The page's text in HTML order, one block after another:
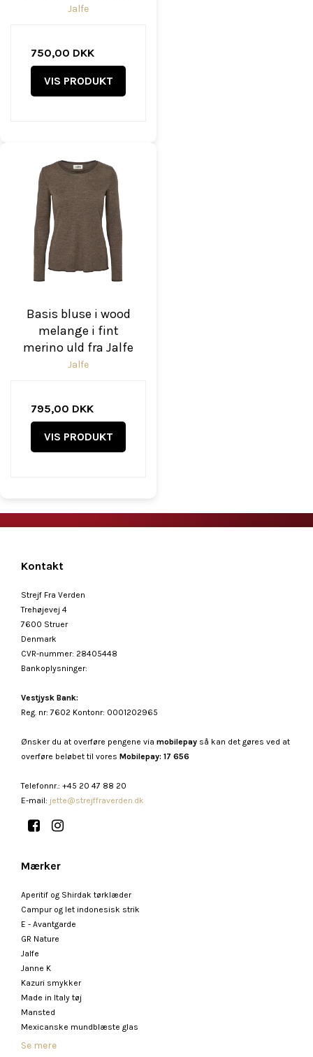
Jalfe
750,00 DKK
VIS PRODUKT
Basis bluse i wood
melange i fint
merino uld fra Jalfe
Jalfe
795,00 DKK
VIS PRODUKT
Kontakt
Strejf Fra Verden
Trehøjevej 4
7600 Struer
Denmark
CVR-nummer: 28405448
Bankoplysninger:
Vestjysk Bank:
Reg. nr: 7602 Kontonr: 0001202965
Ønsker du at overføre pengene via mobilepay så kan det gøres ved at
overføre beløbet til vores Mobilepay: 17 656
Telefonnr.: +45 20 47 88 20
E-mail: jette@strejffraverden.dk
Mærker
Aperitif og Shirdak tørklæder
Campur og let indonesisk strik
E - Avantgarde
GR Nature
Jalfe
Janne K
Kazuri smykker
Made in Italy tøj
Mansted
Mexicanske mundblæste glas
Se mere